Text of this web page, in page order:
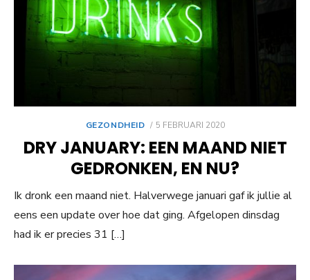
GEZONDHEID
GEPLAATST
5 FEBRUARI 2020
DRY JANUARY: EEN MAAND NIET
GEDRONKEN, EN NU?
Ik dronk een maand niet. Halverwege januari gaf ik jullie al
eens een update over hoe dat ging. Afgelopen dinsdag
had ik er precies 31 […]